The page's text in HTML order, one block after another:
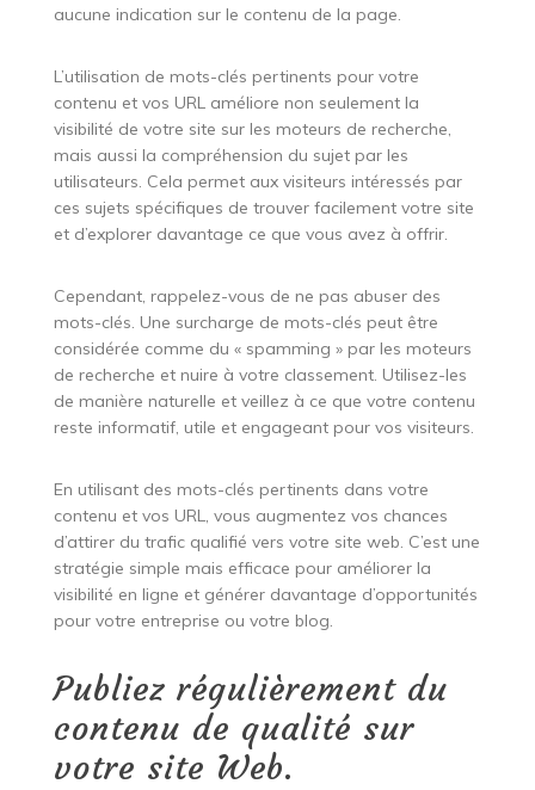
aucune indication sur le contenu de la page.
L’utilisation de mots-clés pertinents pour votre
contenu et vos URL améliore non seulement la
visibilité de votre site sur les moteurs de recherche,
mais aussi la compréhension du sujet par les
utilisateurs. Cela permet aux visiteurs intéressés par
ces sujets spécifiques de trouver facilement votre site
et d’explorer davantage ce que vous avez à offrir.
Cependant, rappelez-vous de ne pas abuser des
mots-clés. Une surcharge de mots-clés peut être
considérée comme du « spamming » par les moteurs
de recherche et nuire à votre classement. Utilisez-les
de manière naturelle et veillez à ce que votre contenu
reste informatif, utile et engageant pour vos visiteurs.
En utilisant des mots-clés pertinents dans votre
contenu et vos URL, vous augmentez vos chances
d’attirer du trafic qualifié vers votre site web. C’est une
stratégie simple mais efficace pour améliorer la
visibilité en ligne et générer davantage d’opportunités
pour votre entreprise ou votre blog.
Publiez régulièrement du
contenu de qualité sur
votre site Web.